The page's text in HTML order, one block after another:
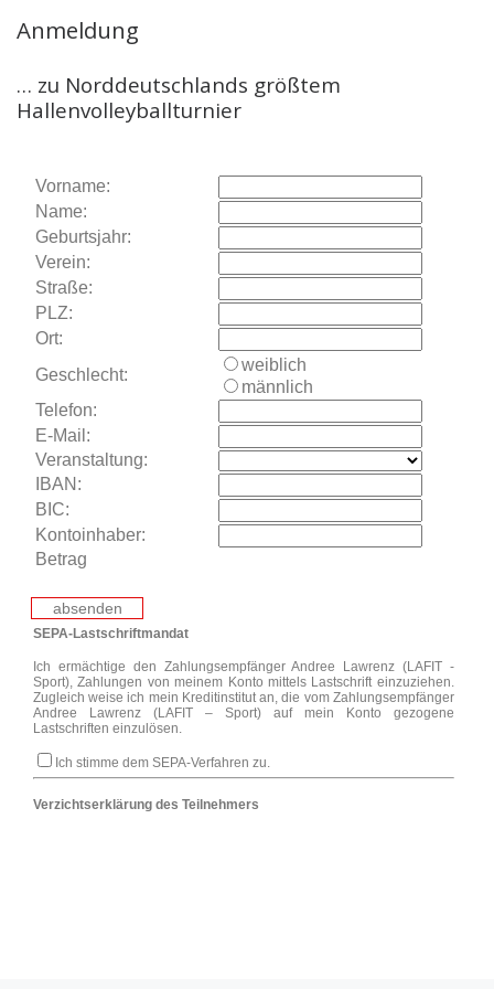
Anmeldung
… zu Norddeutschlands größtem
Hallenvolleyballturnier